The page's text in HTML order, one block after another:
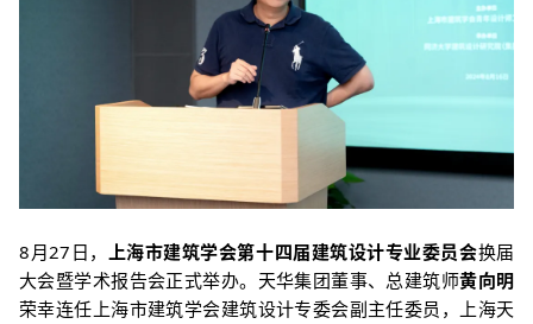
8月27日， 上海市建筑学会第十四届建筑设计专业委员会换届
大会暨学术报告会正式举办。天华集团董事、总建筑师黄向明
荣幸连任上海市建筑学会建筑设计专委会副主任委员，上海天